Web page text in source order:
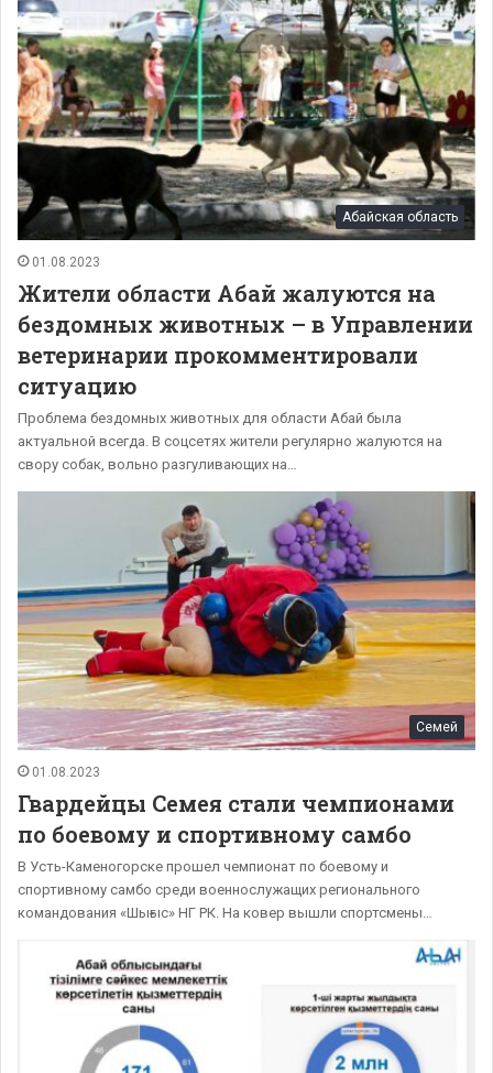
Абайская область
01.08.2023
Жители области Абай жалуются на
бездомных животных – в Управлении
ветеринарии прокомментировали
ситуацию
Проблема бездомных животных для области Абай была
актуальной всегда. В соцсетях жители регулярно жалуются на
свору собак, вольно разгуливающих на…
Семей
01.08.2023
Гвардейцы Семея стали чемпионами
по боевому и спортивному самбо
В Усть-Каменогорске прошел чемпионат по боевому и
спортивному самбо среди военнослужащих регионального
командования «Шығыс» НГ РК. На ковер вышли спортсмены…